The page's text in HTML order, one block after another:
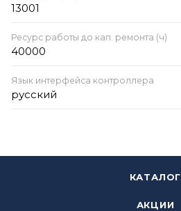
13001
Ресурс работы до кап. ремонта (ч)
40000
Язык интерфейса контроллера
русский
КАТАЛОГ
АКЦИИ